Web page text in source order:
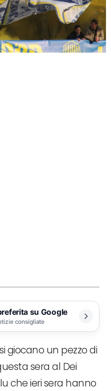
su Google
consigliate
giocano un pezzo di
sera al Dei
che ieri sera hanno